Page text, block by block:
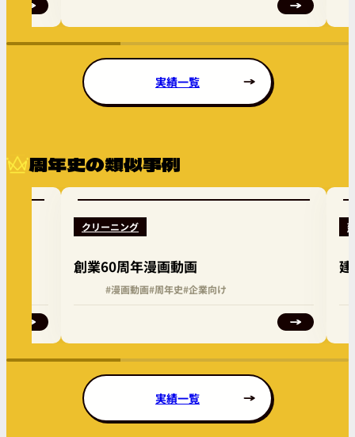
実績一覧
周年史の類似事例
クリーニング
創業60周年漫画動画
#漫画動画#周年史#企業向け
実績一覧